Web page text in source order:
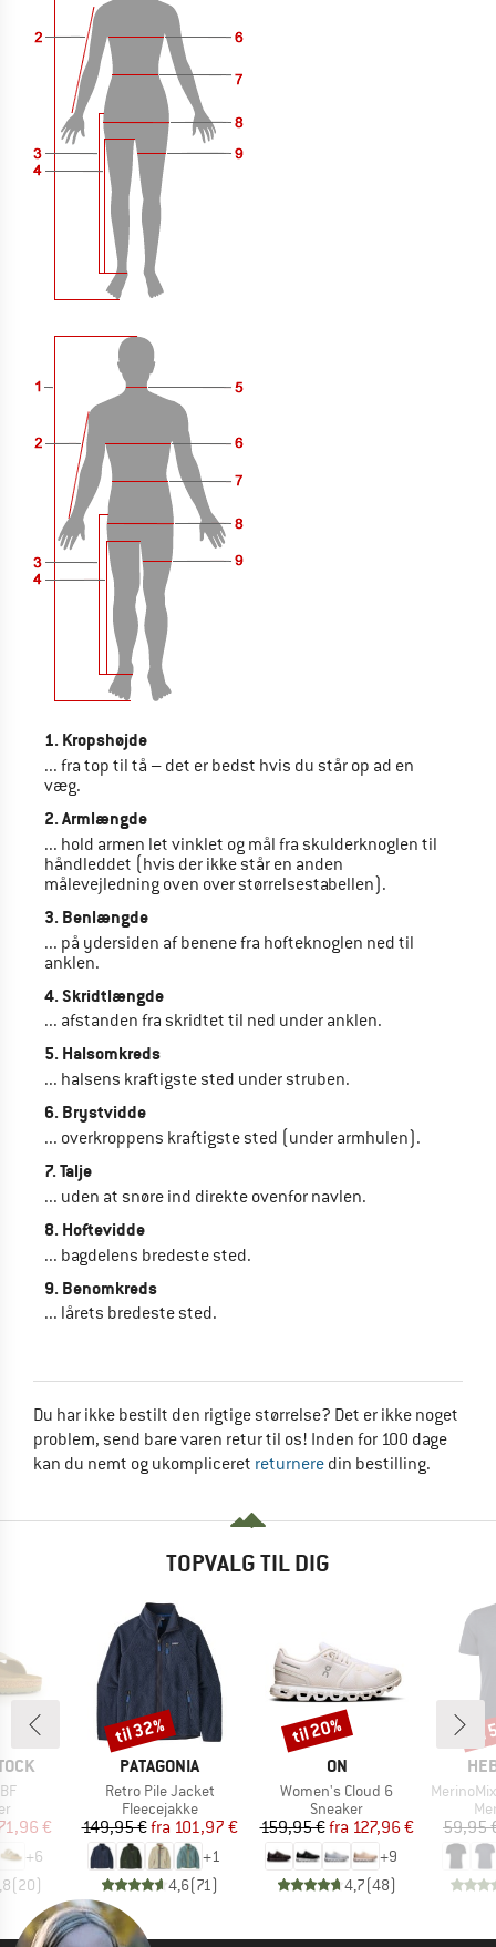
1. Kropshøjde
... fra top til tå – det er bedst hvis du står op ad en
væg.
2. Armlængde
... hold armen let vinklet og mål fra skulderknoglen til
håndleddet (hvis der ikke står en anden
målevejledning oven over størrelsestabellen).
3. Benlængde
... på ydersiden af benene fra hofteknoglen ned til
anklen.
4. Skridtlængde
... afstanden fra skridtet til ned under anklen.
5. Halsomkreds
... halsens kraftigste sted under struben.
6. Brystvidde
... overkroppens kraftigste sted (under armhulen).
7. Talje
... uden at snøre ind direkte ovenfor navlen.
8. Hoftevidde
... bagdelens bredeste sted.
9. Benomkreds
... lårets bredeste sted.
Du har ikke bestilt den rigtige størrelse? Det er ikke noget
problem, send bare varen retur til os! Inden for 100 dage
kan du nemt og ukompliceret returnere din bestilling.
TOPVALG TIL DIG
pris
€
+6
(20)
MÆRKE
PATAGONIA
Artikel
Retro Pile Jacket
Produktgruppe
Fleecejakke
Pris
149,95 € Nedsat pris
fra 101,97 €
+1
4,6(71 )
Rabat
til 32%
MÆRKE
ON
Artikel
Women's Cloud 6
Produktgruppe
Sneaker
Pris
159,95 € Nedsat pris
fra 127,96 €
+9
4,7(48)
Rabat
til 20%
Artikel
MerinoMix150
59,95